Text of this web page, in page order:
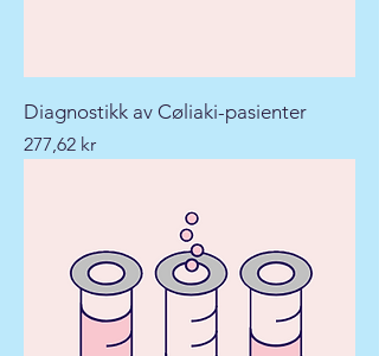
Diagnostikk av Cøliaki-pasienter
Pris
277,62 kr